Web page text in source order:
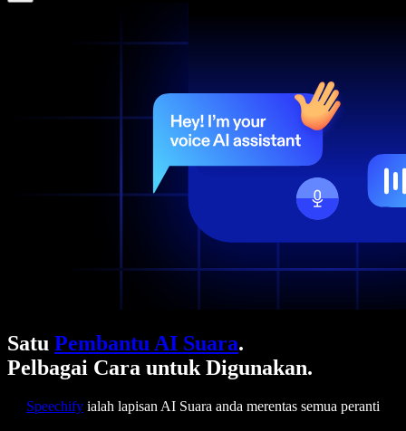
Satu Pembantu AI Suara.
Pelbagai Cara untuk Digunakan.
Speechify ialah lapisan AI Suara anda merentas semua peranti